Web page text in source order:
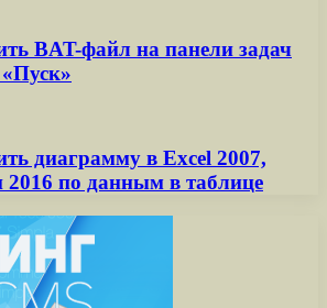
BAT-файл на панели задач
диаграмму в Excel 2007,
2016 по данным в таблице